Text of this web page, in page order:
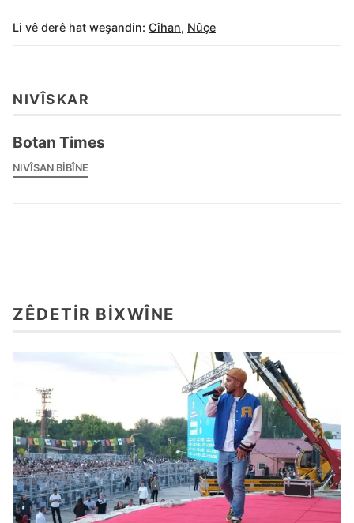
Li vê derê hat weşandin: Cîhan, Nûçe
NIVÎSKAR
Botan Times
NIVÎSAN BIBÎNE
ZÊDETIR BIXWÎNE